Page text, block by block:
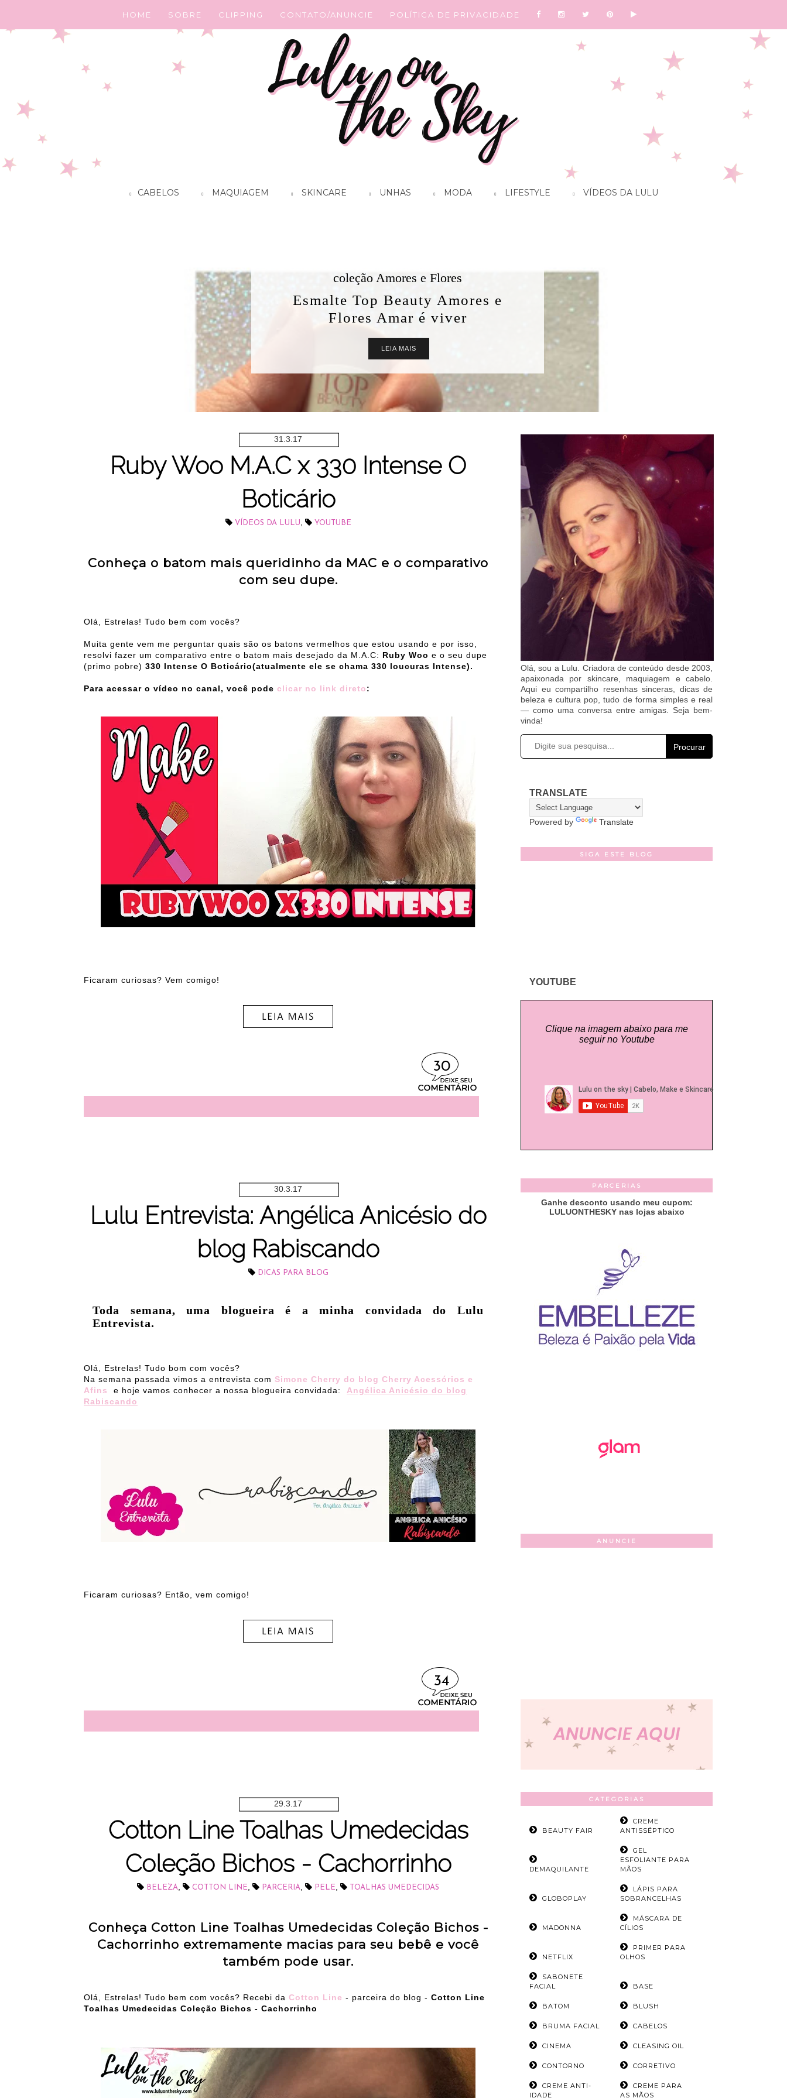
HOME SOBRE CLIPPING CONTATO/ANUNCIE POLÍTICA DE PRIVACIDADE
CABELOS MAQUIAGEM SKINCARE UNHAS MODA LIFESTYLE VÍDEOS DA LULU
coleção Amores e Flores
Esmalte Top Beauty Amores e
Flores Amar é viver
LEIA MAIS
31.3.17
Ruby Woo M.A.C x 330 Intense O
Boticário
VÍDEOS DA LULU YOUTUBE
Conheça o batom mais queridinho da MAC e o comparativo
com seu dupe.
Olá, Estrelas! Tudo bem com vocês?
Muita gente vem me perguntar quais são os batons vermelhos que estou usando e por isso,
resolvi fazer um comparativo entre o batom mais desejado da M.A.C: Ruby Woo e o seu dupe
(primo pobre) 330 Intense O Boticário(atualmente ele se chama 330 loucuras Intense).
Para acessar o vídeo no canal, você pode clicar no link direto:
Ficaram curiosas? Vem comigo!
30
30.3.17
Lulu Entrevista: Angélica Anicésio do
blog Rabiscando
DICAS PARA BLOG
Toda semana, uma blogueira é a minha convidada do Lulu
Entrevista.
Olá, Estrelas! Tudo bom com vocês?
Na semana passada vimos a entrevista com Simone Cherry do blog Cherry Acessórios e
Afins
e hoje vamos conhecer a nossa blogueira convidada:
Angélica Anicésio do blog
Rabiscando
Ficaram curiosas? Então, vem comigo!
34
29.3.17
Cotton Line Toalhas Umedecidas
Coleção Bichos - Cachorrinho
BELEZA COTTON LINE PARCERIA PELE TOALHAS UMEDECIDAS
Conheça Cotton Line Toalhas Umedecidas Coleção Bichos -
Cachorrinho extremamente macias para seu bebê e você
também pode usar.
Olá, Estrelas! Tudo bem com vocês? Recebi da Cotton Line - parceira do blog - Cotton Line
Toalhas Umedecidas Coleção Bichos - Cachorrinho
Olá, sou a Lulu. Criadora de conteúdo desde 2003,
apaixonada por skincare, maquiagem e cabelo.
Aqui eu compartilho resenhas sinceras, dicas de
beleza e cultura pop, tudo de forma simples e real
— como uma conversa entre amigas. Seja bem-
vinda!
Procurar
TRANSLATE
Powered by Translate
SIGA ESTE BLOG
YOUTUBE
Clique na imagem abaixo para me
seguir no Youtube
PARCERIAS
Ganhe desconto usando meu cupom:
LULUONTHESKY nas lojas abaixo
ANUNCIE
CATEGORIAS
BEAUTY FAIR
CREME
ANTISSÉPTICO
DEMAQUILANTE
GEL
ESFOLIANTE PARA
MÃOS
GLOBOPLAY
LÁPIS PARA
SOBRANCELHAS
MADONNA
MÁSCARA DE
CÍLIOS
NETFLIX
PRIMER PARA
OLHOS
SABONETE
FACIAL
BASE
BATOM BLUSH
BRUMA FACIAL CABELOS
CINEMA CLEASING OIL
CONTORNO CORRETIVO
CREME ANTI-
IDADE
CREME PARA
AS MÃOS